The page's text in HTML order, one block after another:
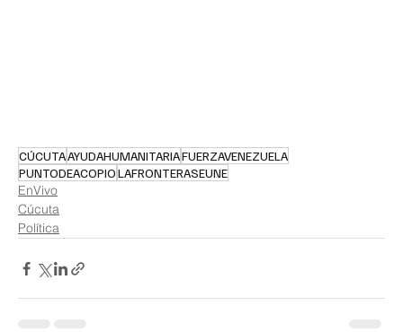
CÚCUTAAYUDAHUMANITARIAFUERZAVENEZUELA
PUNTODEACOPIOLAFRONTERASEUNE
EnVivo
Cúcuta
Política